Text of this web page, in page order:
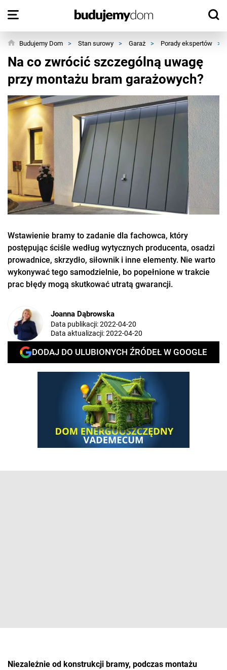
Budujemy Dom > Stan surowy > Garaż > Porady ekspertów >
Na co zwrócić szczególną uwagę
przy montażu bram garażowych?
Wstawienie bramy to zadanie dla fachowca, który
postępując ściśle według wytycznych producenta, osadzi
prowadnice, skrzydło, siłownik i inne elementy. Nie warto
wykonywać tego samodzielnie, bo popełnione w trakcie
prac błędy mogą skutkować utratą gwarancji.
Joanna Dąbrowska
Data publikacji:2022-04-20
Data aktualizacji:2022-04-20
DODAJ DO ULUBIONYCH ŹRÓDEŁ W GOOGLE
Niezależnie od konstrukcji bramy, podczas montażu